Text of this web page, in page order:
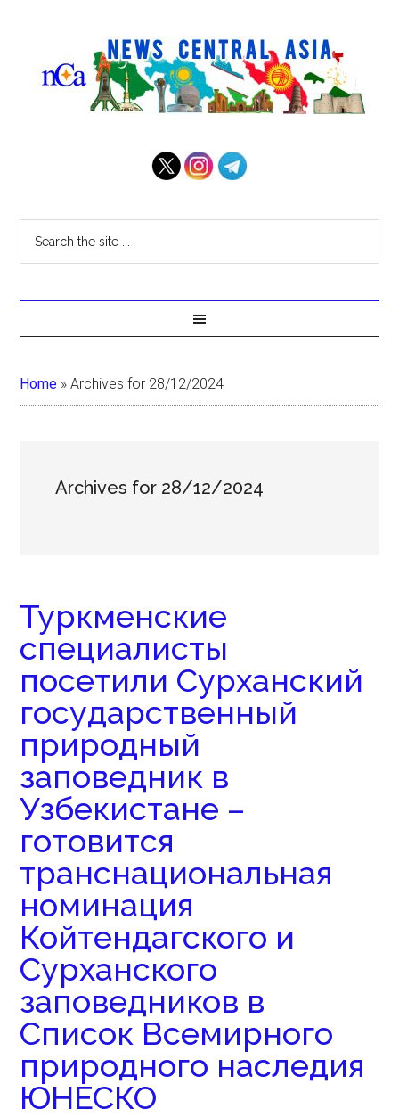
Home »Archives for 28/12/2024
Archives for 28/12/2024
Туркменские
специалисты
посетили Сурханский
государственный
природный
заповедник в
Узбекистане –
готовится
транснациональная
номинация
Койтендагского и
Сурханского
заповедников в
Список Всемирного
природного наследия
ЮНЕСКО